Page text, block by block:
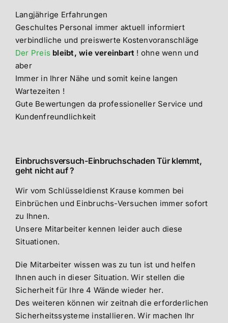
Langjährige Erfahrungen
Geschultes Personal immer aktuell informiert
verbindliche und preiswerte Kostenvoranschläge
Der Preis bleibt, wie vereinbart ! ohne wenn und
aber
Immer in Ihrer Nähe und somit keine langen
Wartezeiten !
Gute Bewertungen da professioneller Service und
Kundenfreundlichkeit
Einbruchsversuch-Einbruchschaden Tür klemmt,
geht nicht auf ?
Wir vom Schlüsseldienst Krause kommen bei
Einbrüchen und Einbruchs-Versuchen immer sofort
zu Ihnen.
Unsere Mitarbeiter kennen leider auch diese
Situationen.
Die Mitarbeiter wissen was zu tun ist und helfen
Ihnen auch in dieser Situation. Wir stellen die
Sicherheit für Ihre 4 Wände wieder her.
Des weiteren können wir zeitnah die erforderlichen
Sicherheitssysteme installieren. Wir machen Ihr